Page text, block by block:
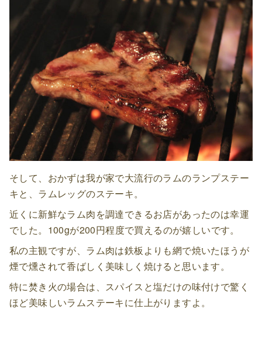
そして、おかずは我が家で大流行のラムのランプステー
キと、ラムレッグのステーキ。
近くに新鮮なラム肉を調達できるお店があったのは幸運
でした。100gが200円程度で買えるのが嬉しいです。
私の主観ですが、ラム肉は鉄板よりも網で焼いたほうが
煙で燻されて香ばしく美味しく焼けると思います。
特に焚き火の場合は、スパイスと塩だけの味付けで驚く
ほど美味しいラムステーキに仕上がりますよ。